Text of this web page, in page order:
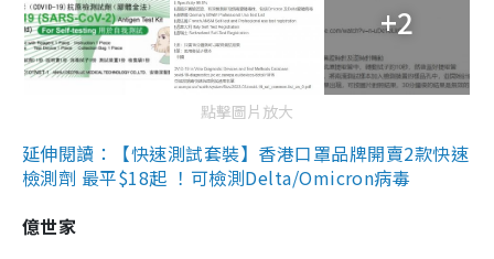
+2
點擊圖片放大
延伸閱讀：【快速測試套裝】香港口罩品牌開賣2款快速
檢測劑 最平$18起 ！可檢測Delta/Omicron病毒
億世家